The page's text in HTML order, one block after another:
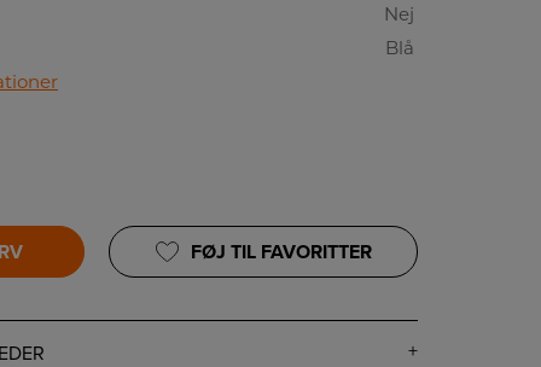
Nej
Blå
FØJ TIL FAVORITTER